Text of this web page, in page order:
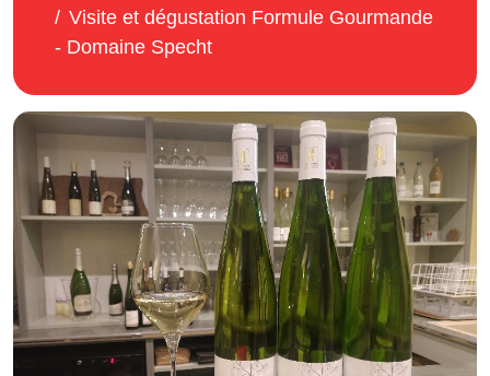
Visite et dégustation Formule Gourmande
- Domaine Specht